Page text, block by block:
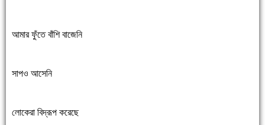
আমার ফুঁতে বাঁশি বাজেনি
সাপও আসেনি
লোকেরা বিদ্রূপ করেছে